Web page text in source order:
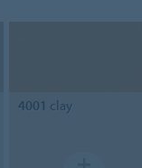
4001 clay